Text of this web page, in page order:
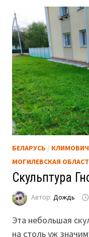
БЕЛАРУСЬ /
МОГИЛЕВСКАЯ
Скульптура
Автор: Дождь
Эта небольшая
на столь уж